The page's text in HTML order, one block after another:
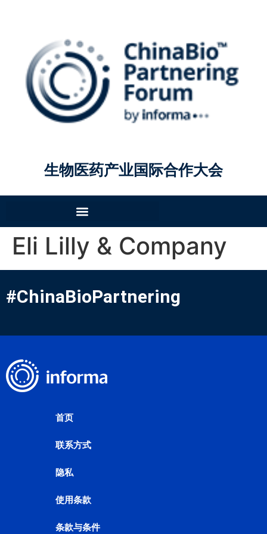
生物医药产业国际合作大会
Eli Lilly & Company
#ChinaBioPartnering
首页
联系方式
隐私
使用条款
条款与条件